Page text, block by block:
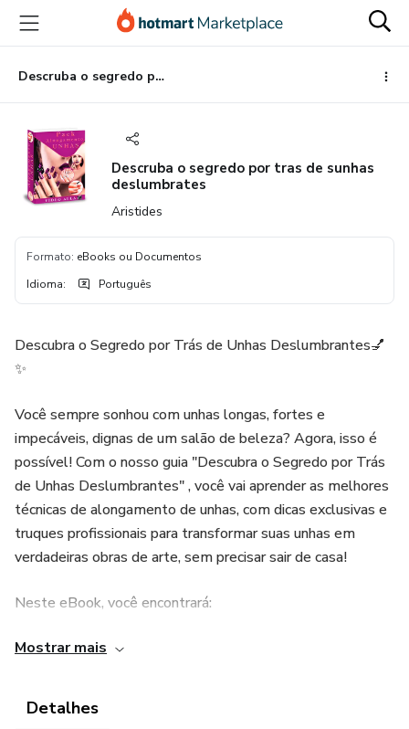
para
conteúdo
principal
para
pagamento
para
rodapé
Descruba o segredo por tras de sunhas deslumbrates
Descruba o segredo por tras de sunhas
deslumbrates
Aristides
Formato: eBooks ou Documentos
Idioma: Português
Descubra o Segredo por Trás de Unhas Deslumbrantes💅
✨
Você sempre sonhou com unhas longas, fortes e
impecáveis, dignas de um salão de beleza? Agora, isso é
possível! Com o nosso guia "Descubra o Segredo por Trás
de Unhas Deslumbrantes" , você vai aprender as melhores
técnicas de alongamento de unhas, com dicas exclusivas e
truques profissionais para transformar suas unhas em
verdadeiras obras de arte, sem precisar sair de casa!
Neste eBook, você encontrará:
✅ Passo a passo completo para alongamentos de gel,
✅ Dicas essenciais para manter suas unhas sempre
Mostrar mais
Detalhes